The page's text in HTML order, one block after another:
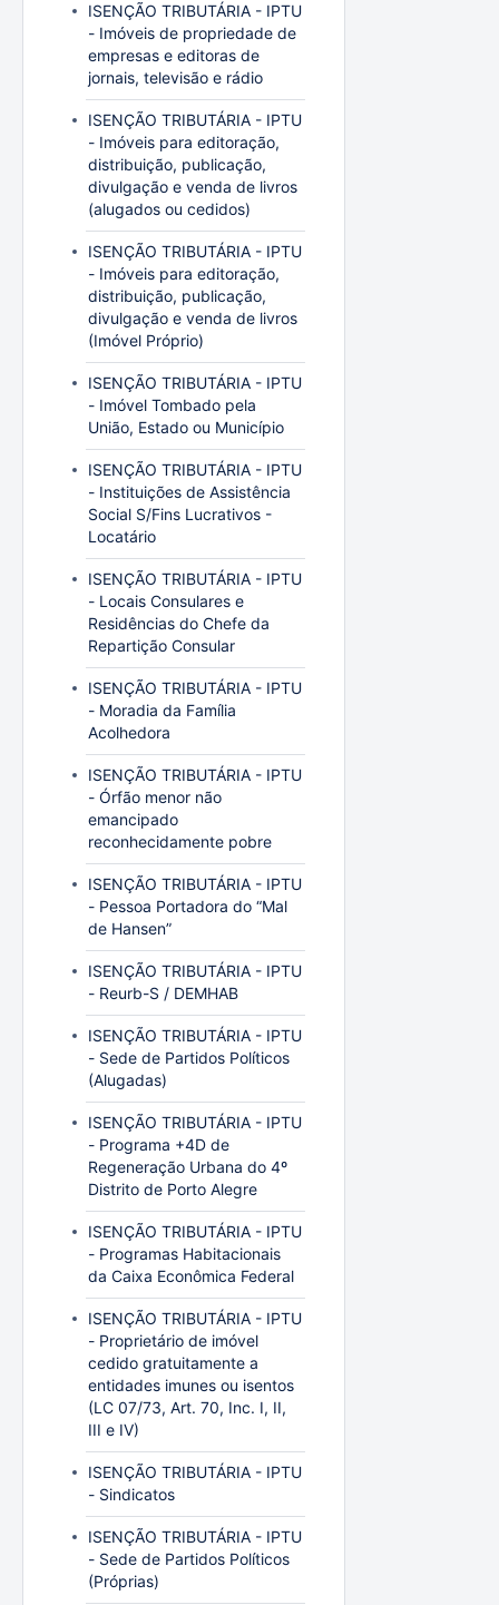
ISENÇÃO TRIBUTÁRIA - IPTU
- Imóveis de propriedade de
empresas e editoras de
jornais, televisão e rádio
ISENÇÃO TRIBUTÁRIA - IPTU
- Imóveis para editoração,
distribuição, publicação,
divulgação e venda de livros
(alugados ou cedidos)
ISENÇÃO TRIBUTÁRIA - IPTU
- Imóveis para editoração,
distribuição, publicação,
divulgação e venda de livros
(Imóvel Próprio)
ISENÇÃO TRIBUTÁRIA - IPTU
- Imóvel Tombado pela
União, Estado ou Município
ISENÇÃO TRIBUTÁRIA - IPTU
- Instituições de Assistência
Social S/Fins Lucrativos -
Locatário
ISENÇÃO TRIBUTÁRIA - IPTU
- Locais Consulares e
Residências do Chefe da
Repartição Consular
ISENÇÃO TRIBUTÁRIA - IPTU
- Moradia da Família
Acolhedora
ISENÇÃO TRIBUTÁRIA - IPTU
- Órfão menor não
emancipado
reconhecidamente pobre
ISENÇÃO TRIBUTÁRIA - IPTU
- Pessoa Portadora do “Mal
de Hansen”
ISENÇÃO TRIBUTÁRIA - IPTU
- Reurb-S / DEMHAB
ISENÇÃO TRIBUTÁRIA - IPTU
- Sede de Partidos Políticos
(Alugadas)
ISENÇÃO TRIBUTÁRIA - IPTU
- Programa +4D de
Regeneração Urbana do 4º
Distrito de Porto Alegre
ISENÇÃO TRIBUTÁRIA - IPTU
- Programas Habitacionais
da Caixa Econômica Federal
ISENÇÃO TRIBUTÁRIA - IPTU
- Proprietário de imóvel
cedido gratuitamente a
entidades imunes ou isentos
(LC 07/73, Art. 70, Inc. I, II,
III e IV)
ISENÇÃO TRIBUTÁRIA - IPTU
- Sindicatos
ISENÇÃO TRIBUTÁRIA - IPTU
- Sede de Partidos Políticos
(Próprias)